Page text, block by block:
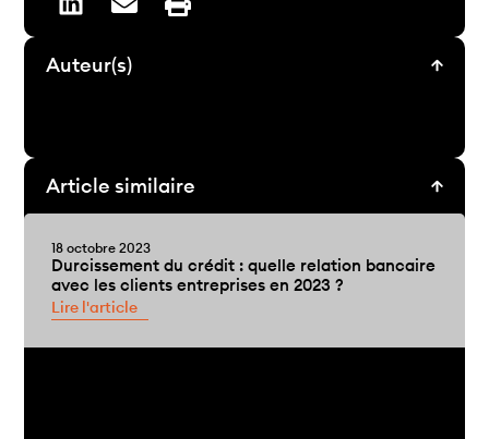
Auteur(s)
Article similaire
18 octobre 2023
Durcissement du crédit : quelle relation bancaire
avec les clients entreprises en 2023 ?
Lire l'article